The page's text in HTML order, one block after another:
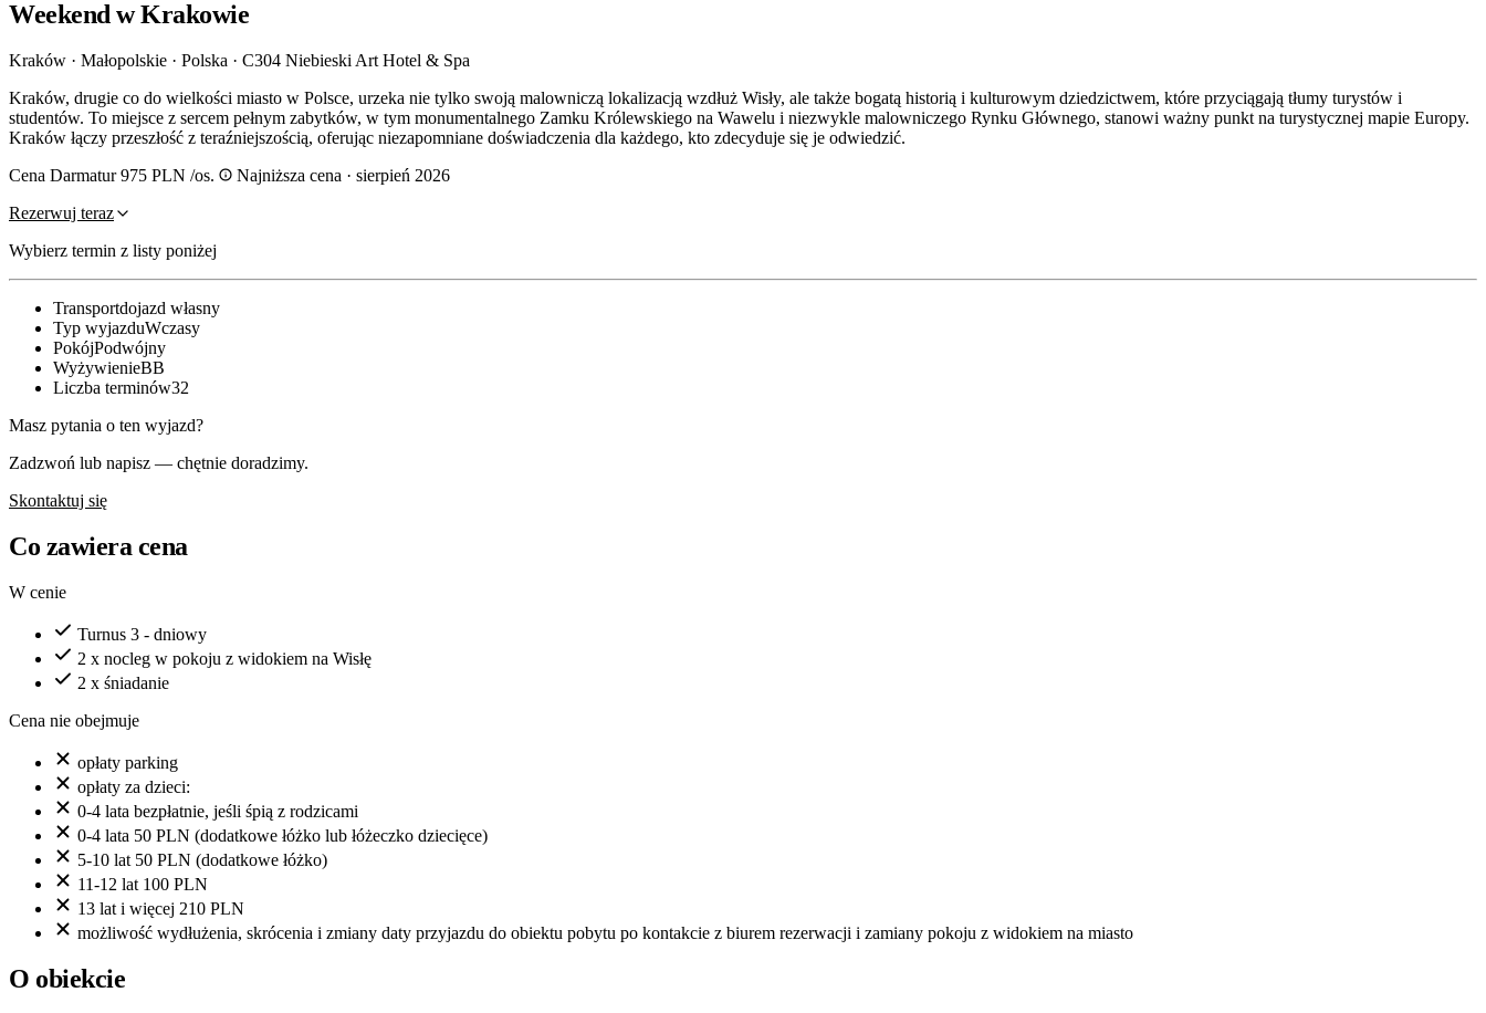
Weekend w Krakowie
Kraków · Małopolskie · Polska · C304 Niebieski Art Hotel & Spa
Kraków, drugie co do wielkości miasto w Polsce, urzeka nie tylko swoją malowniczą lokalizacją wzdłuż Wisły, ale także bogatą historią i kulturowym dziedzictwem, które przyciągają tłumy turystów i
studentów. To miejsce z sercem pełnym zabytków, w tym monumentalnego Zamku Królewskiego na Wawelu i niezwykle malowniczego Rynku Głównego, stanowi ważny punkt na turystycznej mapie Europy.
Kraków łączy przeszłość z teraźniejszością, oferując niezapomniane doświadczenia dla każdego, kto zdecyduje się je odwiedzić.
Cena Darmatur 975 PLN /os.
Najniższa cena · sierpień 2026
Rezerwuj teraz
Wybierz termin z listy poniżej
Transportdojazd własny
Typ wyjazduWczasy
PokójPodwójny
WyżywienieBB
Liczba terminów32
Masz pytania o ten wyjazd?
Zadzwoń lub napisz — chętnie doradzimy.
Skontaktuj się
Co zawiera cena
W cenie
Turnus 3 - dniowy
2 x nocleg w pokoju z widokiem na Wisłę
2 x śniadanie
Cena nie obejmuje
opłaty parking
opłaty za dzieci:
0-4 lata bezpłatnie, jeśli śpią z rodzicami
0-4 lata 50 PLN (dodatkowe łóżko lub łóżeczko dziecięce)
5-10 lat 50 PLN (dodatkowe łóżko)
11-12 lat 100 PLN
13 lat i więcej 210 PLN
możliwość wydłużenia, skrócenia i zmiany daty przyjazdu do obiektu pobytu po kontakcie z biurem rezerwacji i zamiany pokoju z widokiem na miasto
O obiekcie